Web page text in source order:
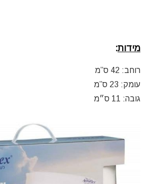
מידות:
רוחב: 42 ס”מ
עומק: 23 ס”מ
גובה: 11 ס״מ